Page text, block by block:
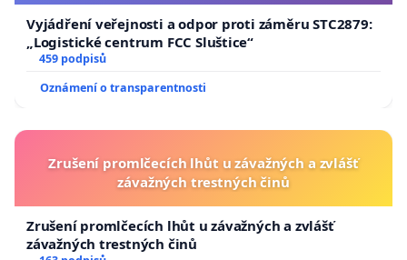
Vyjádření veřejnosti a odpor proti záměru STC2879:
„Logistické centrum FCC Sluštice“
459 podpisů
Oznámení o transparentnosti
Zrušení promlčecích lhůt u závažných a zvlášť
závažných trestných činů
Zrušení promlčecích lhůt u závažných a zvlášť
závažných trestných činů